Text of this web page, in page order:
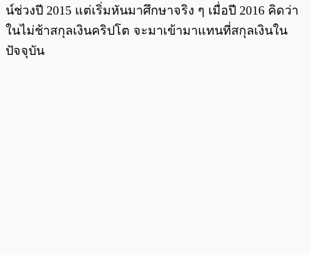
น์ช่วงปี 2015 แต่เริ่มหันมาศึกษาจริง ๆ เมื่อปี 2016 คิดว่า
ในไม่ช้าสกุลเงินคริปโต จะมาเข้ามาแทนที่สกุลเงินใน
ปัจจุบัน